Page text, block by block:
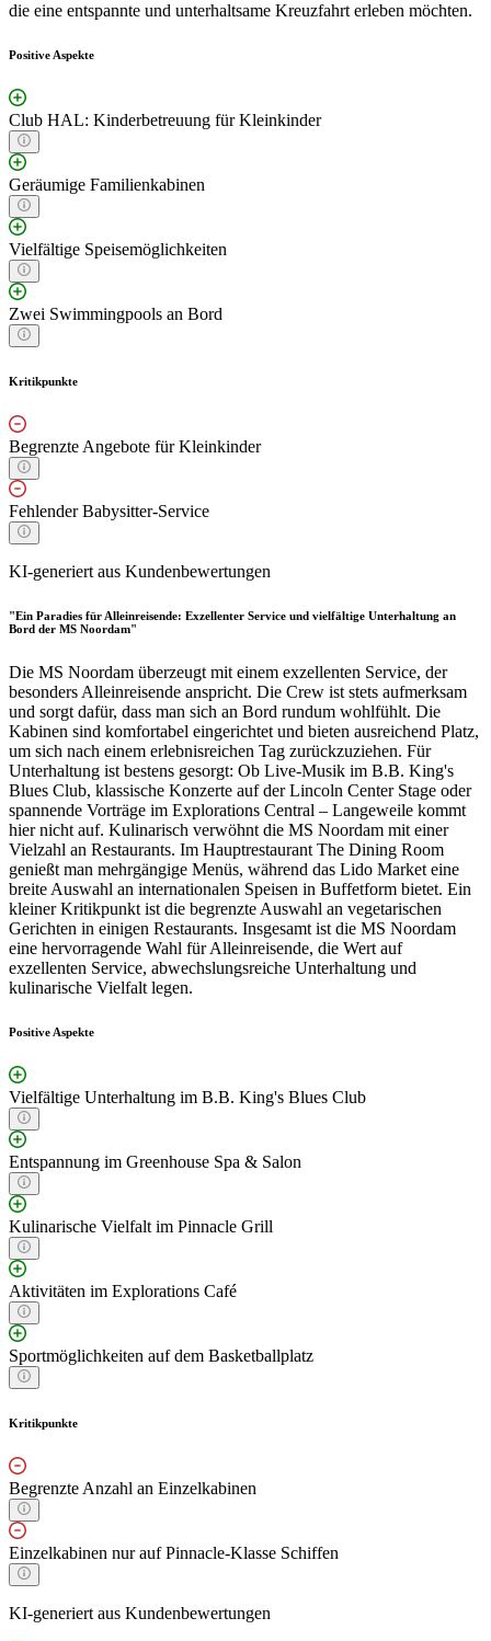
die eine entspannte und unterhaltsame Kreuzfahrt erleben möchten.
Positive Aspekte
Club HAL: Kinderbetreuung für Kleinkinder
Geräumige Familienkabinen
Vielfältige Speisemöglichkeiten
Zwei Swimmingpools an Bord
Kritikpunkte
Begrenzte Angebote für Kleinkinder
Fehlender Babysitter-Service
KI-generiert aus Kundenbewertungen
"Ein Paradies für Alleinreisende: Exzellenter Service und vielfältige Unterhaltung an
Bord der MS Noordam"
Die MS Noordam überzeugt mit einem exzellenten Service, der
besonders Alleinreisende anspricht. Die Crew ist stets aufmerksam
und sorgt dafür, dass man sich an Bord rundum wohlfühlt. Die
Kabinen sind komfortabel eingerichtet und bieten ausreichend Platz,
um sich nach einem erlebnisreichen Tag zurückzuziehen. Für
Unterhaltung ist bestens gesorgt: Ob Live-Musik im B.B. King's
Blues Club, klassische Konzerte auf der Lincoln Center Stage oder
spannende Vorträge im Explorations Central – Langeweile kommt
hier nicht auf. Kulinarisch verwöhnt die MS Noordam mit einer
Vielzahl an Restaurants. Im Hauptrestaurant The Dining Room
genießt man mehrgängige Menüs, während das Lido Market eine
breite Auswahl an internationalen Speisen in Buffetform bietet. Ein
kleiner Kritikpunkt ist die begrenzte Auswahl an vegetarischen
Gerichten in einigen Restaurants. Insgesamt ist die MS Noordam
eine hervorragende Wahl für Alleinreisende, die Wert auf
exzellenten Service, abwechslungsreiche Unterhaltung und
kulinarische Vielfalt legen.
Positive Aspekte
Vielfältige Unterhaltung im B.B. King's Blues Club
Entspannung im Greenhouse Spa & Salon
Kulinarische Vielfalt im Pinnacle Grill
Aktivitäten im Explorations Café
Sportmöglichkeiten auf dem Basketballplatz
Kritikpunkte
Begrenzte Anzahl an Einzelkabinen
Einzelkabinen nur auf Pinnacle-Klasse Schiffen
KI-generiert aus Kundenbewertungen